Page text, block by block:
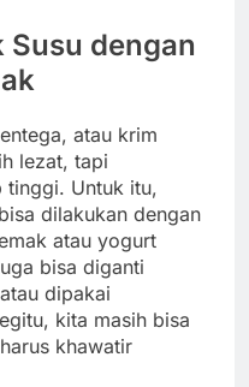
Susu dengan
atau krim
lezat, tapi
tinggi. Untuk itu,
bisa dilakukan dengan
atau yogurt
bisa diganti
dipakai
kita masih bisa
khawatir